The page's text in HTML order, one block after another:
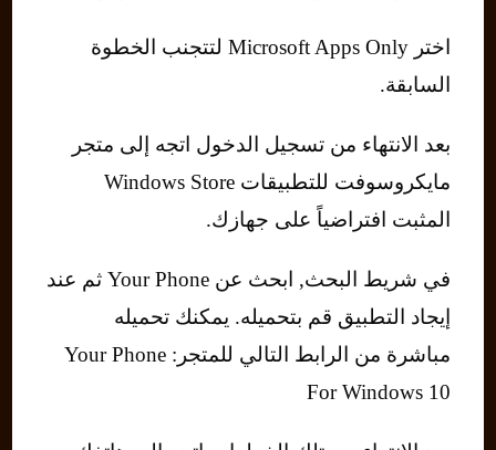
اختر Microsoft Apps Only لتتجنب الخطوة
السابقة.
بعد الانتهاء من تسجيل الدخول اتجه إلى متجر
مايكروسوفت للتطبيقات Windows Store
المثبت افتراضياً على جهازك.
في شريط البحث, ابحث عن Your Phone ثم عند
إيجاد التطبيق قم بتحميله. يمكنك تحميله
مباشرة من الرابط التالي للمتجر: Your Phone
For Windows 10